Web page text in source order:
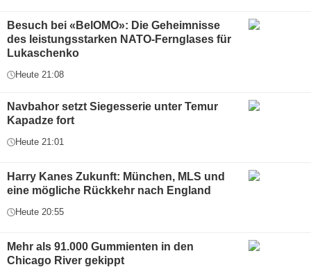
Besuch bei «BelOMO»: Die Geheimnisse
des leistungsstarken NATO-Fernglases für
Lukaschenko
Heute 21:08
Navbahor setzt Siegesserie unter Temur
Kapadze fort
Heute 21:01
Harry Kanes Zukunft: München, MLS und
eine mögliche Rückkehr nach England
Heute 20:55
Mehr als 91.000 Gummienten in den
Chicago River gekippt